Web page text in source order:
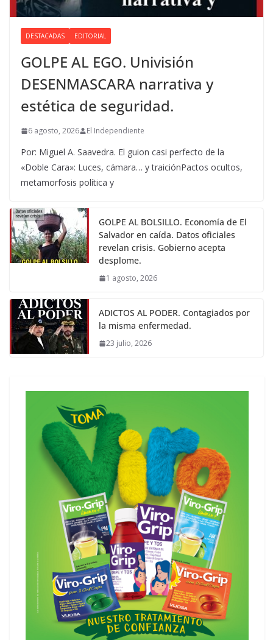
DESTACADAS EDITORIAL
GOLPE AL EGO. Univisión
DESENMASCARA narrativa y
estética de seguridad.
6 agosto, 2026 El Independiente
Por: Miguel A. Saavedra. El guion casi perfecto de la
«Doble Cara»: Luces, cámara… y traiciónPactos ocultos,
metamorfosis política y
GOLPE AL BOLSILLO. Economía de El
Salvador en caída. Datos oficiales
revelan crisis. Gobierno acepta
desplome.
1 agosto, 2026
ADICTOS AL PODER. Contagiados por
la misma enfermedad.
23 julio, 2026